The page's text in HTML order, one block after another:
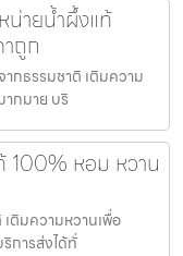
น่ายน้ำผึ้งแท้
ถูก
กธรรมชาติ เติมความ
กมาย บริ
100% หอม หวาน
ติมความหวานเพื่อ
การส่งได้ทั่